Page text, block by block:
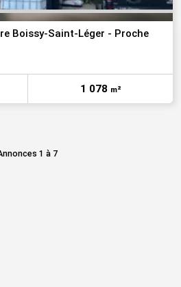
Boissy-Saint-Léger - Proche
1 078 m²
1 à 7